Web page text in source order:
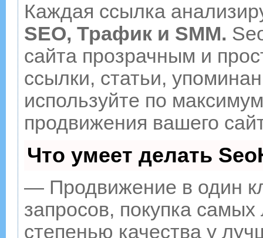
Каждая ссылка
SEO, Трафик и SMM.
сайта прозрачным и
ссылки, статьи,
используйте по
продвижения вашего
Что умеет делать
— Продвижение в один
запросов, покупка
степенью качества у